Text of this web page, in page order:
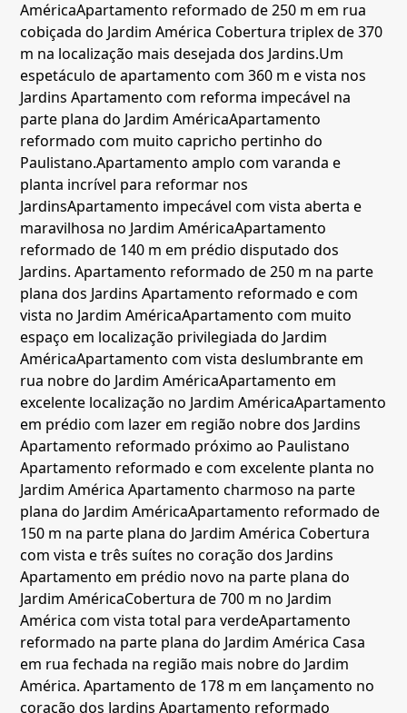
AméricaApartamento reformado de 250 m em rua
cobiçada do Jardim América Cobertura triplex de 370
m na localização mais desejada dos Jardins.Um
espetáculo de apartamento com 360 m e vista nos
JardinsApartamento com reforma impecável na
parte plana do Jardim AméricaApartamento
reformado com muito capricho pertinho do
Paulistano.Apartamento amplo com varanda e
planta incrível para reformar nos
JardinsApartamento impecável com vista aberta e
maravilhosa no Jardim AméricaApartamento
reformado de 140 m em prédio disputado dos
Jardins.Apartamento reformado de 250 m na parte
plana dos JardinsApartamento reformado e com
vista no Jardim AméricaApartamento com muito
espaço em localização privilegiada do Jardim
AméricaApartamento com vista deslumbrante em
rua nobre do Jardim AméricaApartamento em
excelente localização no Jardim AméricaApartamento
em prédio com lazer em região nobre dos Jardins
Apartamento reformado próximo ao Paulistano
Apartamento reformado e com excelente planta no
Jardim AméricaApartamento charmoso na parte
plana do Jardim AméricaApartamento reformado de
150 m na parte plana do Jardim América Cobertura
com vista e três suítes no coração dos Jardins
Apartamento em prédio novo na parte plana do
Jardim AméricaCobertura de 700 m no Jardim
América com vista total para verdeApartamento
reformado na parte plana do Jardim América Casa
em rua fechada na região mais nobre do Jardim
América.Apartamento de 178 m em lançamento no
coração dos JardinsApartamento reformado